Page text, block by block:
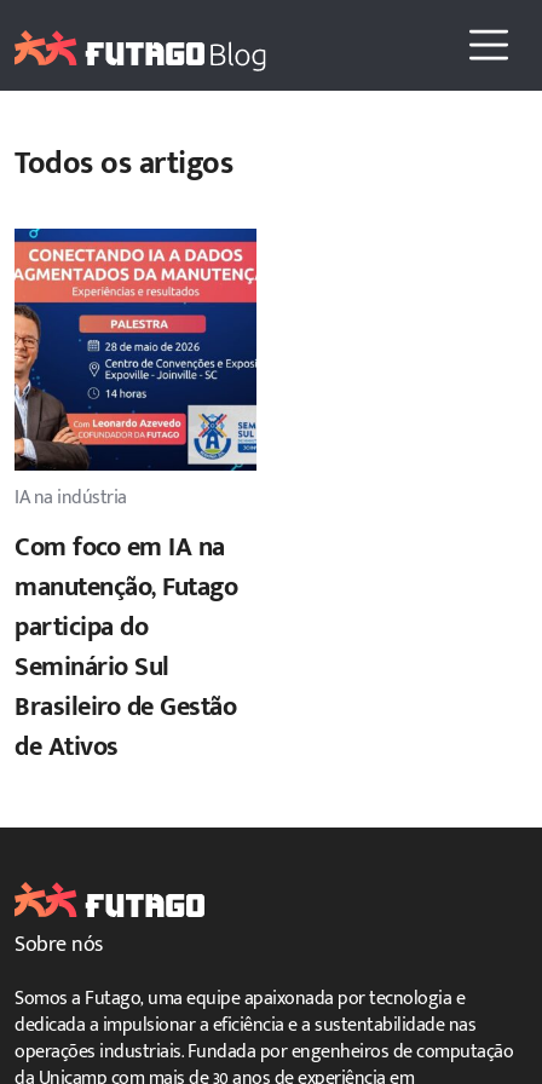
Todos os artigos
IA na indústria
Com foco em IA na
manutenção, Futago
participa do
Seminário Sul
Brasileiro de Gestão
de Ativos
Sobre nós
Somos a Futago, uma equipe apaixonada por tecnologia e
dedicada a impulsionar a eficiência e a sustentabilidade nas
operações industriais. Fundada por engenheiros de computação